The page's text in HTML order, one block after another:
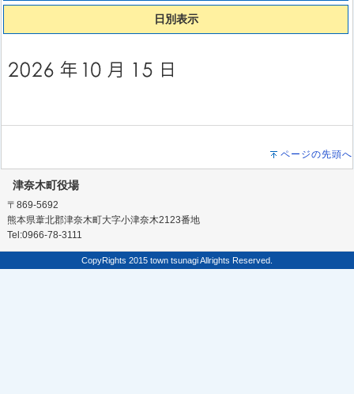
日別表示
ページの先頭へ
津奈木町役場
〒869-5692
熊本県葦北郡津奈木町大字小津奈木2123番地
Tel:0966-78-3111
CopyRights 2015 town tsunagi Allrights Reserved.